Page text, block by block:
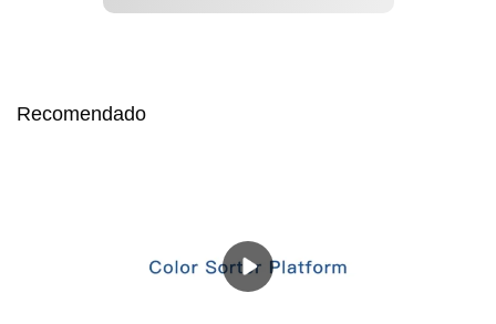
Recomendado